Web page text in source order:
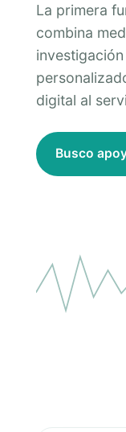
La primera
combina
digital al
Busco